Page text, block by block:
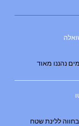
נהננו מאוד
ללינת שטח